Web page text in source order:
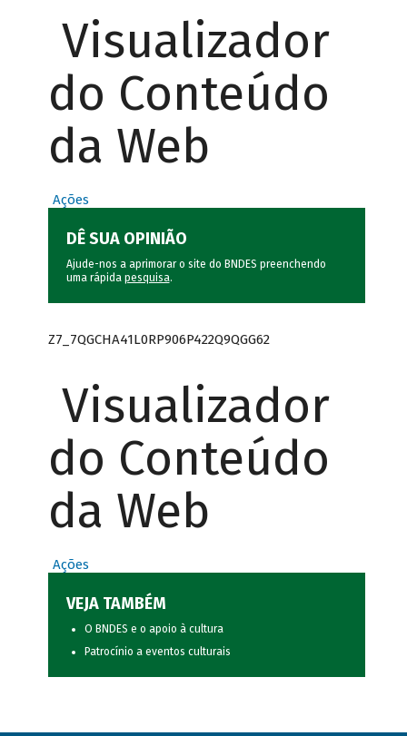
Visualizador
do Conteúdo
da Web
Ações
DÊ SUA OPINIÃO
Ajude-nos a aprimorar o site do BNDES preenchendo
uma rápida pesquisa.
Z7_7QGCHA41L0RP906P422Q9QGG62
Visualizador
do Conteúdo
da Web
Ações
VEJA TAMBÉM
O BNDES e o apoio à cultura
Patrocínio a eventos culturais